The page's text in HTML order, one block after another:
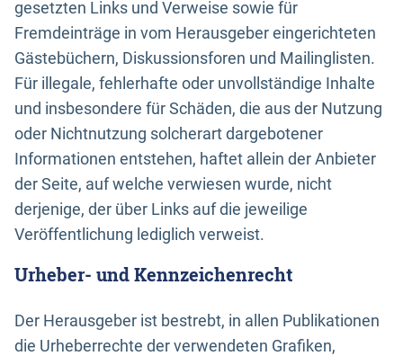
gesetzten Links und Verweise sowie für
Fremdeinträge in vom Herausgeber eingerichteten
Gästebüchern, Diskussionsforen und Mailinglisten.
Für illegale, fehlerhafte oder unvollständige Inhalte
und insbesondere für Schäden, die aus der Nutzung
oder Nichtnutzung solcherart dargebotener
Informationen entstehen, haftet allein der Anbieter
der Seite, auf welche verwiesen wurde, nicht
derjenige, der über Links auf die jeweilige
Veröffentlichung lediglich verweist.
Urheber- und Kennzeichenrecht
Der Herausgeber ist bestrebt, in allen Publikationen
die Urheberrechte der verwendeten Grafiken,